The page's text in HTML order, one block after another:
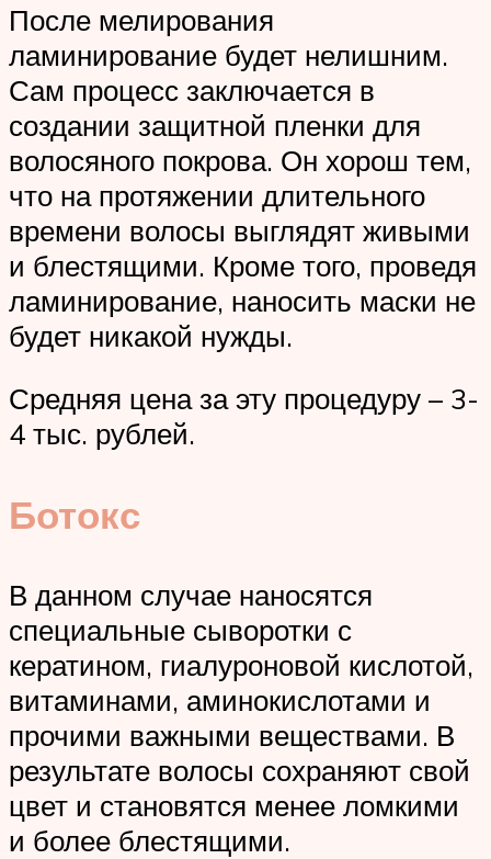
После мелирования
ламинирование будет нелишним.
Сам процесс заключается в
создании защитной пленки для
волосяного покрова. Он хорош тем,
что на протяжении длительного
времени волосы выглядят живыми
и блестящими. Кроме того, проведя
ламинирование, наносить маски не
будет никакой нужды.
Средняя цена за эту процедуру – 3-
4 тыс. рублей.
Ботокс
В данном случае наносятся
специальные сыворотки с
кератином, гиалуроновой кислотой,
витаминами, аминокислотами и
прочими важными веществами. В
результате волосы сохраняют свой
цвет и становятся менее ломкими
и более блестящими.